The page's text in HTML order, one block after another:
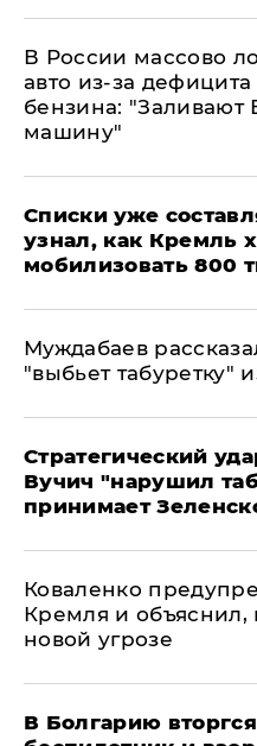
В России массово
авто из-за дефицита
бензина: "Заливают
машину"
Списки уже
узнал, как Кремль
мобилизовать 800
Муждабаев
"выбьет табуретку"
Стратегический
Вучич "нарушил
принимает
Коваленко
Кремля и объяснил,
новой угрозе
В Болгарию